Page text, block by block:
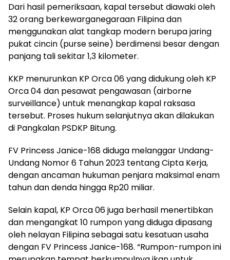
Dari hasil pemeriksaan, kapal tersebut diawaki oleh
32 orang berkewarganegaraan Filipina dan
menggunakan alat tangkap modern berupa jaring
pukat cincin (purse seine) berdimensi besar dengan
panjang tali sekitar 1,3 kilometer.
KKP menurunkan KP Orca 06 yang didukung oleh KP
Orca 04 dan pesawat pengawasan (airborne
surveillance) untuk menangkap kapal raksasa
tersebut. Proses hukum selanjutnya akan dilakukan
di Pangkalan PSDKP Bitung.
FV Princess Janice-168 diduga melanggar Undang-
Undang Nomor 6 Tahun 2023 tentang Cipta Kerja,
dengan ancaman hukuman penjara maksimal enam
tahun dan denda hingga Rp20 miliar.
Selain kapal, KP Orca 06 juga berhasil menertibkan
dan mengangkat 10 rumpon yang diduga dipasang
oleh nelayan Filipina sebagai satu kesatuan usaha
dengan FV Princess Janice-168. “Rumpon-rumpon ini